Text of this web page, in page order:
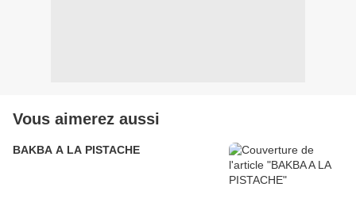
Vous aimerez aussi
BAKBA A LA PISTACHE